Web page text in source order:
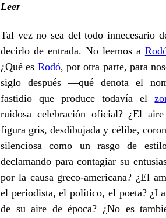
Leer
Tal vez no sea del todo innecesario
decirlo de entrada. No leemos a
¿Qué es Rodó, por otra parte, para
siglo después —qué denota el
fastidio que produce todavía el
ruidosa celebración oficial? ¿El
figura gris, desdibujada y célibe,
silenciosa como un rasgo de
declamando para contagiar su
por la causa greco-americana? ¿El
el periodista, el político, el poeta?
de su aire de época? ¿No es